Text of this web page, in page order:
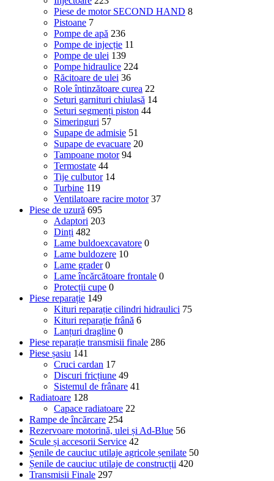
Piese de motor SECOND HAND 8
Pistoane 7
Pompe de apă 236
Pompe de injecție 11
Pompe de ulei 139
Pompe hidraulice 224
Răcitoare de ulei 36
Role întinzătoare curea 22
Seturi garnituri chiulasă 14
Seturi segmenți piston 44
Simeringuri 57
Supape de admisie 51
Supape de evacuare 20
Tampoane motor 94
Termostate 44
Tije culbutor 14
Turbine 119
Ventilatoare racire motor 37
Piese de uzură 695
Adaptori 203
Dinți 482
Lame buldoexcavatore 0
Lame buldozere 10
Lame grader 0
Lame încărcătoare frontale 0
Protecții cupe 0
Piese reparație 149
Kituri reparație cilindri hidraulici 75
Kituri reparație frână 6
Lanțuri dragline 0
Piese reparație transmisii finale 286
Piese șasiu 141
Cruci cardan 17
Discuri fricțiune 49
Sistemul de frânare 41
Radiatoare 128
Capace radiatoare 22
Rampe de încărcare 254
Rezervoare motorină, ulei și Ad-Blue 56
Scule și accesorii Service 42
Șenile de cauciuc utilaje agricole șenilate 50
Șenile de cauciuc utilaje de construcții 420
Transmisii Finale 297